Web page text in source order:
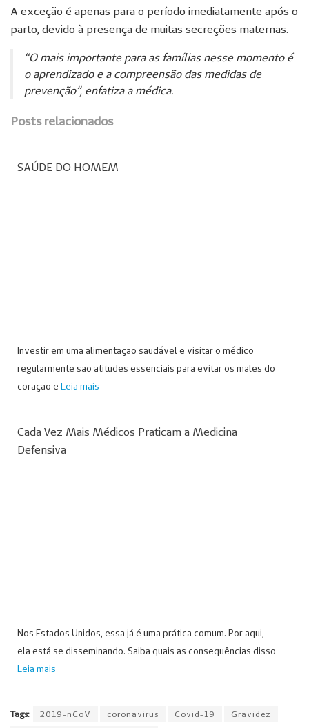
A exceção é apenas para o período imediatamente após o
parto, devido à presença de muitas secreções maternas.
“O mais importante para as famílias nesse momento é
o aprendizado e a compreensão das medidas de
prevenção”, enfatiza a médica.
Posts relacionados
SAÚDE DO HOMEM
Investir em uma alimentação saudável e visitar o médico
regularmente são atitudes essenciais para evitar os males do
coração e Leia mais
Cada Vez Mais Médicos Praticam a Medicina
Defensiva
Nos Estados Unidos, essa já é uma prática comum. Por aqui,
ela está se disseminando. Saiba quais as consequências disso
Leia mais
Tags: 2019-nCoV coronavirus Covid-19
Gravidez